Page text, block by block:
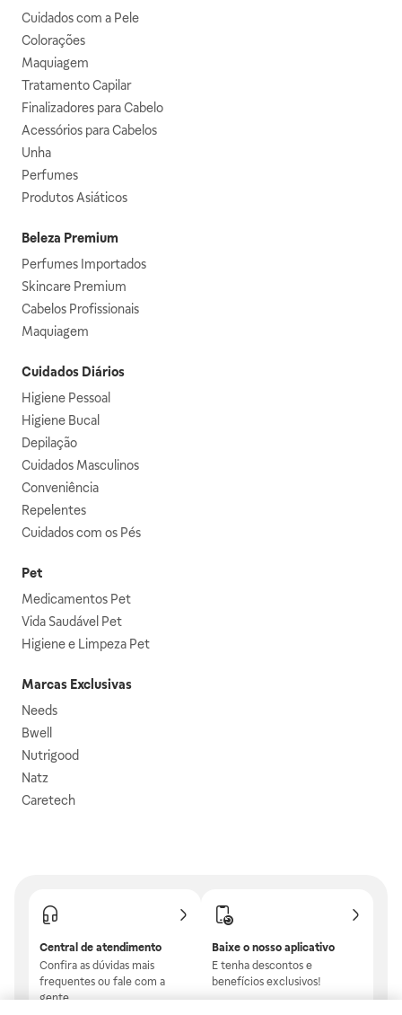
Cuidados com a Pele
Colorações
Maquiagem
Tratamento Capilar
Finalizadores para Cabelo
Acessórios para Cabelos
Unha
Perfumes
Produtos Asiáticos
Beleza Premium
Perfumes Importados
Skincare Premium
Cabelos Profissionais
Maquiagem
Cuidados Diários
Higiene Pessoal
Higiene Bucal
Depilação
Cuidados Masculinos
Conveniência
Repelentes
Cuidados com os Pés
Pet
Medicamentos Pet
Vida Saudável Pet
Higiene e Limpeza Pet
Marcas Exclusivas
Needs
Bwell
Nutrigood
Natz
Caretech
Central de atendimento
Confira as dúvidas mais
frequentes ou fale com a
gente.
Baixe o nosso aplicativo
E tenha descontos e
benefícios exclusivos!